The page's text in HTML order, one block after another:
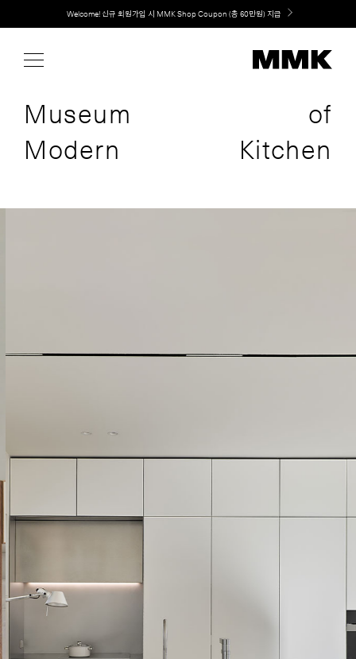
content
Welcome! 신규 회원가입 시 MMK Shop Coupon (총 60만원) 지급
Museum
Modern
of
Kitchen